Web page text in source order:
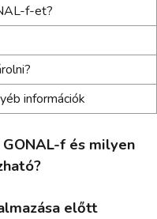
f-et?
információk
f és milyen
előtt